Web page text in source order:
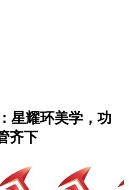
星耀环美学，功
齐下